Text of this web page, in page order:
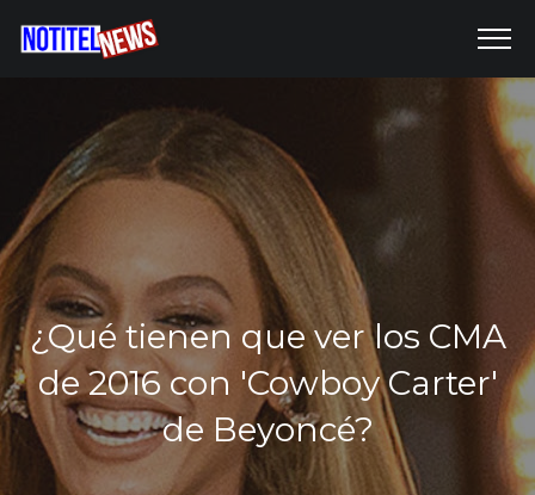
¿Qué tienen que ver los CMA
de 2016 con 'Cowboy Carter'
de Beyoncé?